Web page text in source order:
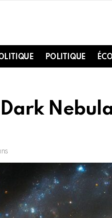
POLITIQUE